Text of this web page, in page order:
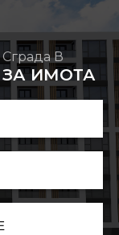
В
ЗА ИМОТА